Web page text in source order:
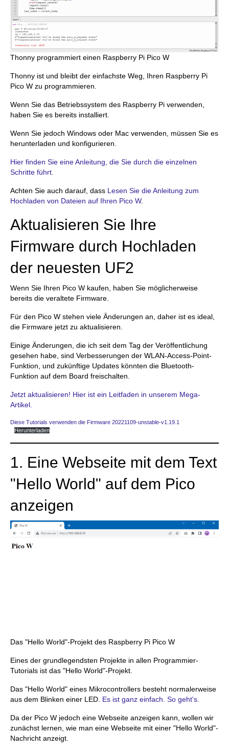
Thonny programmiert einen Raspberry Pi Pico W
Thonny ist und bleibt der einfachste Weg, Ihren Raspberry Pi
Pico W zu programmieren.
Wenn Sie das Betriebssystem des Raspberry Pi verwenden,
haben Sie es bereits installiert.
Wenn Sie jedoch Windows oder Mac verwenden, müssen Sie es
herunterladen und konfigurieren.
Hier finden Sie eine Anleitung, die Sie durch die einzelnen
Schritte führt.
Achten Sie auch darauf, dass Lesen Sie die Anleitung zum
Hochladen von Dateien auf Ihren Pico W.
Aktualisieren Sie Ihre
Firmware durch Hochladen
der neuesten UF2
Wenn Sie Ihren Pico W kaufen, haben Sie möglicherweise
bereits die veraltete Firmware.
Für den Pico W stehen viele Änderungen an, daher ist es ideal,
die Firmware jetzt zu aktualisieren.
Einige Änderungen, die ich seit dem Tag der Veröffentlichung
gesehen habe, sind Verbesserungen der WLAN-Access-Point-
Funktion, und zukünftige Updates könnten die Bluetooth-
Funktion auf dem Board freischalten.
Jetzt aktualisieren! Hier ist ein Leitfaden in unserem Mega-
Artikel.
Diese Tutorials verwenden die Firmware 20221109-unstable-v1.19.1
Herunterladen
1. Eine Webseite mit dem Text
"Hello World" auf dem Pico
anzeigen
Das "Hello World"-Projekt des Raspberry Pi Pico W
Eines der grundlegendsten Projekte in allen Programmier-
Tutorials ist das "Hello World"-Projekt.
Das "Hello World" eines Mikrocontrollers besteht normalerweise
aus dem Blinken einer LED. Es ist ganz einfach. So geht's.
Da der Pico W jedoch eine Webseite anzeigen kann, wollen wir
zunächst lernen, wie man eine Webseite mit einer "Hello World"-
Nachricht anzeigt.